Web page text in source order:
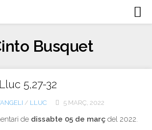
Busquet
5,27-32
/ LLUC 5 MARÇ, 2022
de dissabte 05 de març del 2022.